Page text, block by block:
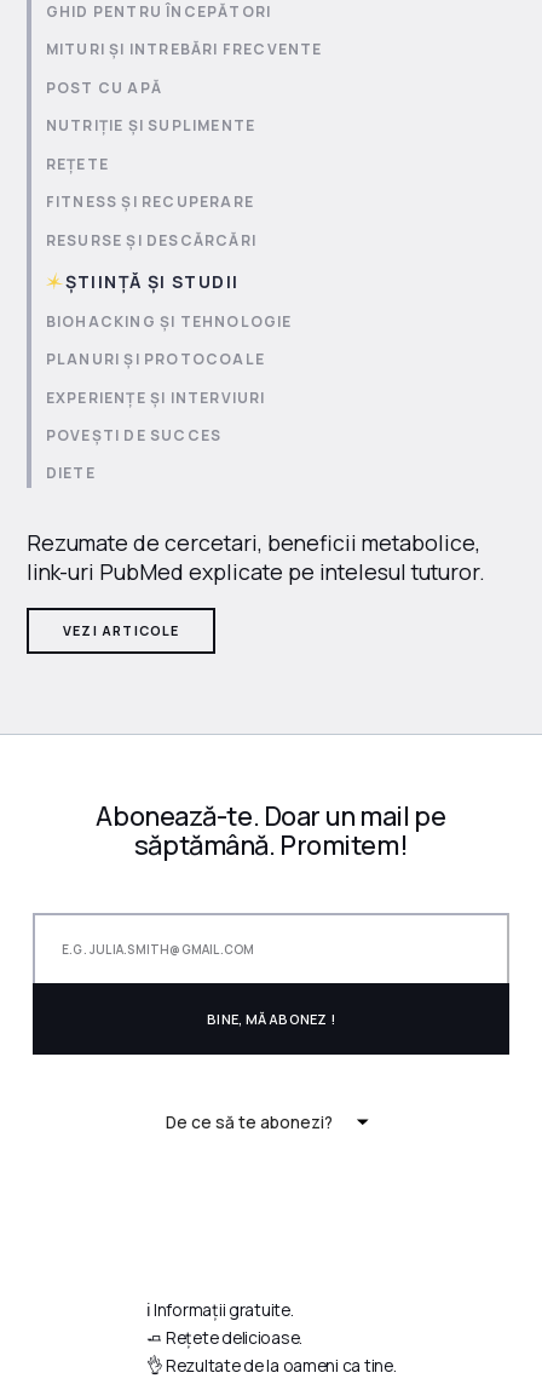
GHID PENTRU ÎNCEPĂTORI
MITURI ȘI INTREBĂRI FRECVENTE
POST CU APĂ
NUTRIȚIE ȘI SUPLIMENTE
REȚETE
FITNESS ȘI RECUPERARE
RESURSE ȘI DESCĂRCĂRI
ȘTIINȚĂ ȘI STUDII
BIOHACKING ȘI TEHNOLOGIE
PLANURI ȘI PROTOCOALE
EXPERIENȚE ȘI INTERVIURI
POVEȘTI DE SUCCES
DIETE
Rezumate de cercetari, beneficii metabolice,
link-uri PubMed explicate pe intelesul tuturor.
VEZI ARTICOLE
Abonează-te. Doar un mail pe
săptămână. Promitem!
De ce să te abonezi?
ℹ️ Informații gratuite.
🧈 Rețete delicioase.
👌 Rezultate de la oameni ca tine.